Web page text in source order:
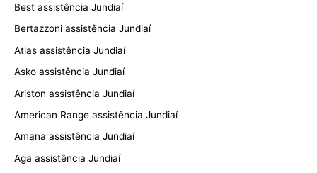
Best assistência Jundiaí
Bertazzoni assistência Jundiaí
Atlas assistência Jundiaí
Asko assistência Jundiaí
Ariston assistência Jundiaí
American Range assistência Jundiaí
Amana assistência Jundiaí
Aga assistência Jundiaí